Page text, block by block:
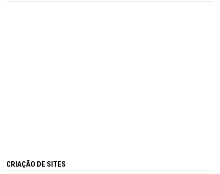
CRIAÇÃO DE SITES